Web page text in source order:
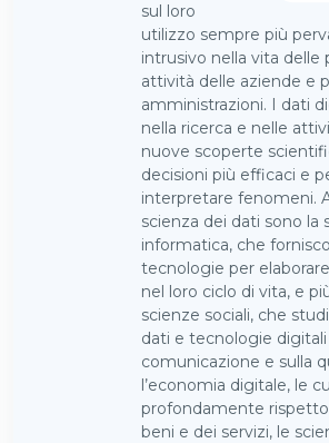
sul loro
utilizzo sempre più
intrusivo nella vita delle
attività delle aziende e
amministrazioni. I dati
nella ricerca e nelle
nuove scoperte
decisioni più efficaci e
interpretare fenomeni.
scienza dei dati sono la
informatica, che
tecnologie per
nel loro ciclo di vita, e
scienze sociali, che
dati e tecnologie digitali
comunicazione e sulla
l’economia digitale, le
profondamente
beni e dei servizi, le